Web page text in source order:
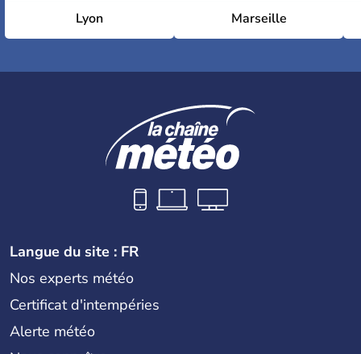
Lyon Marseille
Langue du site : FR
Nos experts météo
Certificat d'intempéries
Alerte météo